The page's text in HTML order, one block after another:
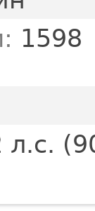
1598
л.с.